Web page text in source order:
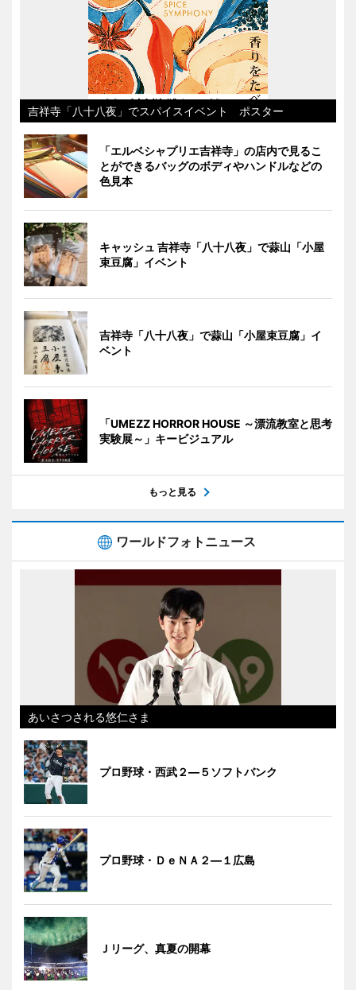
吉祥寺「八十八夜」でスパイスイベント ポスター
「エルベシャプリエ吉祥寺」の店内で見るこ
とができるバッグのボディやハンドルなどの
色見本
キャッシュ 吉祥寺「八十八夜」で蒜山「小屋
束豆腐」イベント
吉祥寺「八十八夜」で蒜山「小屋束豆腐」イ
ベント
「UMEZZ HORROR HOUSE ～漂流教室と思考
実験展～」キービジュアル
もっと見る
ワールドフォトニュース
あいさつされる悠仁さま
プロ野球・西武２―５ソフトバンク
プロ野球・ＤｅＮＡ２―１広島
Ｊリーグ、真夏の開幕